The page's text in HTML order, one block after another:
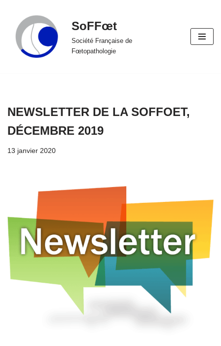
Aller
au
contenu
SoFFœt
Société Française de
Fœtopathologie
NEWSLETTER DE LA SOFFOET,
DÉCEMBRE 2019
13 janvier 2020